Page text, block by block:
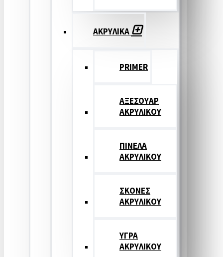
ΑΚΡΥΛΙΚΑ
PRIMER
ΑΞΕΣΟΥΑΡ
ΑΚΡΥΛΙΚΟΥ
ΠΙΝΕΛΑ
ΑΚΡΥΛΙΚΟΥ
ΣΚΟΝΕΣ
ΑΚΡΥΛΙΚΟΥ
ΥΓΡΑ
ΑΚΡΥΛΙΚΟΥ